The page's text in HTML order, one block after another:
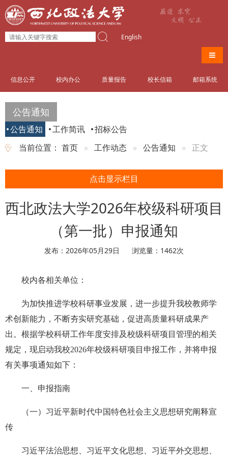
English
导航
信息公开 校内办公 质量报告 校长信箱 邮箱系统
公告通知
公告通知 工作简讯
招标公告
当前位置： 首页 工作动态 公告通知 正文
点击显示栏目
西北政法大学2026年校级科研项目
（第一批）申报通知
发布：2026年05月29日 浏览量： 1462次
校内各相关单位：
为加快推进学校科研事业发展，进一步提升我校教师学
术创新能力，不断夯实研究基础，促进高质量科研成果产
出。根据学校科研工作年度安排及校级科研项目管理的相关
规定，现启动我校2026年校级科研项目申报工作，并将申报
有关事项通知如下：
一、申报指南
（一）习近平新时代中国特色社会主义思想研究阐释宣
传
习近平法治思想、习近平文化思想、习近平外交思想、